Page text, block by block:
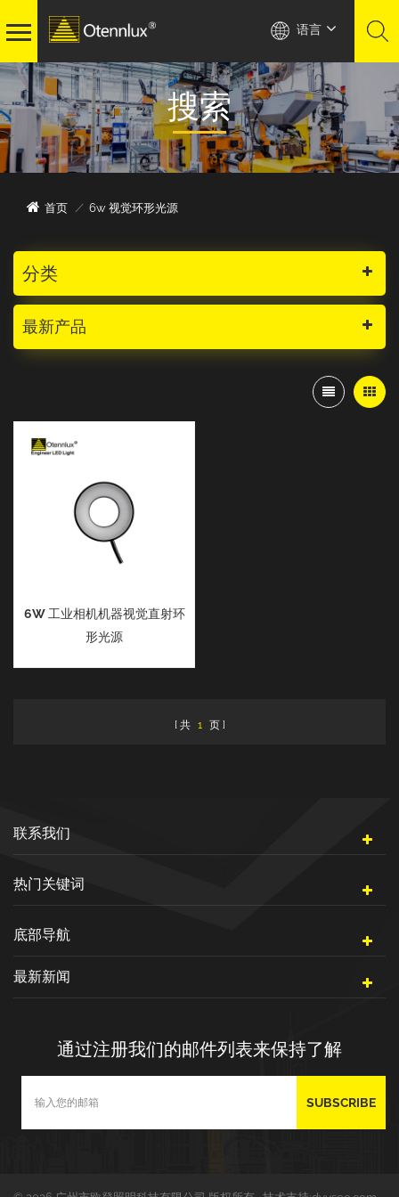
语言
搜索
首页 / 6w 视觉环形光源
分类
最新产品
6W 工业相机机器视觉直射环
形光源
共 1 页
联系我们
热门关键词
底部导航
最新新闻
通过注册我们的邮件列表来保持了解